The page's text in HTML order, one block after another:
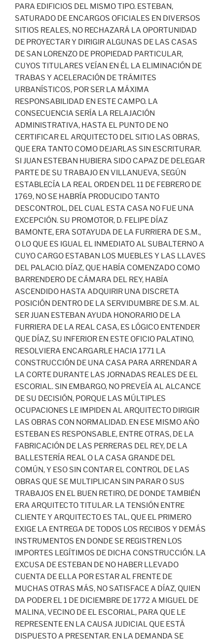
PARA EDIFICIOS DEL MISMO TIPO. ESTEBAN,
SATURADO DE ENCARGOS OFICIALES EN DIVERSOS
SITIOS REALES, NO RECHAZARÁ LA OPORTUNIDAD
DE PROYECTAR Y DIRIGIR ALGUNAS DE LAS CASAS
DE SAN LORENZO DE PROPIEDAD PARTICULAR,
CUYOS TITULARES VEÍAN EN ÉL LA ELIMINACIÓN DE
TRABAS Y ACELERACIÓN DE TRÁMITES
URBANÍSTICOS, POR SER LA MÁXIMA
RESPONSABILIDAD EN ESTE CAMPO. LA
CONSECUENCIA SERÍA LA RELAJACIÓN
ADMINISTRATIVA, HASTA EL PUNTO DE NO
CERTIFICAR EL ARQUITECTO DEL SITIO LAS OBRAS,
QUE ERA TANTO COMO DEJARLAS SIN ESCRITURAR.
SI JUAN ESTEBAN HUBIERA SIDO CAPAZ DE DELEGAR
PARTE DE SU TRABAJO EN VILLANUEVA, SEGÚN
ESTABLECÍA LA REAL ORDEN DEL 11 DE FEBRERO DE
1769, NO SE HABRÍA PRODUCIDO TANTO
DESCONTROL, DEL CUAL ESTA CASA NO FUE UNA
EXCEPCIÓN. SU PROMOTOR, D. FELIPE DÍAZ
BAMONTE, ERA SOTAYUDA DE LA FURRIERA DE S.M.,
O LO QUE ES IGUAL EL INMEDIATO AL SUBALTERNO A
CUYO CARGO ESTABAN LOS MUEBLES Y LAS LLAVES
DEL PALACIO. DÍAZ, QUE HABÍA COMENZADO COMO
BARRENDERO DE CÁMARA DEL REY, HABÍA
ASCENDIDO HASTA ADQUIRIR UNA DISCRETA
POSICIÓN DENTRO DE LA SERVIDUMBRE DE S.M. AL
SER JUAN ESTEBAN AYUDA HONORARIO DE LA
FURRIERA DE LA REAL CASA, ES LÓGICO ENTENDER
QUE DÍAZ, SU INFERIOR EN ESTE OFICIO PALATINO,
RESOLVIERA ENCARGARLE HACIA 1771 LA
CONSTRUCCIÓN DE UNA CASA PARA ARRENDAR A
LA CORTE DURANTE LAS JORNADAS REALES DE EL
ESCORIAL. SIN EMBARGO, NO PREVEÍA AL ALCANCE
DE SU DECISIÓN, PORQUE LAS MÚLTIPLES
OCUPACIONES LE IMPIDEN AL ARQUITECTO DIRIGIR
LAS OBRAS CON NORMALIDAD. EN ESE MISMO AÑO
ESTEBAN ES RESPONSABLE, ENTRE OTRAS, DE LA
FABRICACIÓN DE LAS PERRERAS DEL REY, DE LA
BALLESTERÍA REAL O LA CASA GRANDE DEL
COMÚN, Y ESO SIN CONTAR EL CONTROL DE LAS
OBRAS QUE SE MULTIPLICAN SIN PARAR O SUS
TRABAJOS EN EL BUEN RETIRO, DE DONDE TAMBIÉN
ERA ARQUITECTO TITULAR. LA TENSIÓN ENTRE
CLIENTE Y ARQUITECTO ES TAL, QUE EL PRIMERO
EXIGE LA ENTREGA DE TODOS LOS RECIBOS Y DEMÁS
INSTRUMENTOS EN DONDE SE REGISTREN LOS
IMPORTES LEGÍTIMOS DE DICHA CONSTRUCCIÓN. LA
EXCUSA DE ESTEBAN DE NO HABER LLEVADO
CUENTA DE ELLA POR ESTAR AL FRENTE DE
MUCHAS OTRAS MÁS, NO SATISFACE A DÍAZ, QUIEN
DA PODER EL 1 DE DICIEMBRE DE 1772 A MIGUEL DE
MALINA, VECINO DE EL ESCORIAL, PARA QUE LE
REPRESENTE EN LA CAUSA JUDICIAL QUE ESTÁ
DISPUESTO A PRESENTAR. EN LA DEMANDA SE